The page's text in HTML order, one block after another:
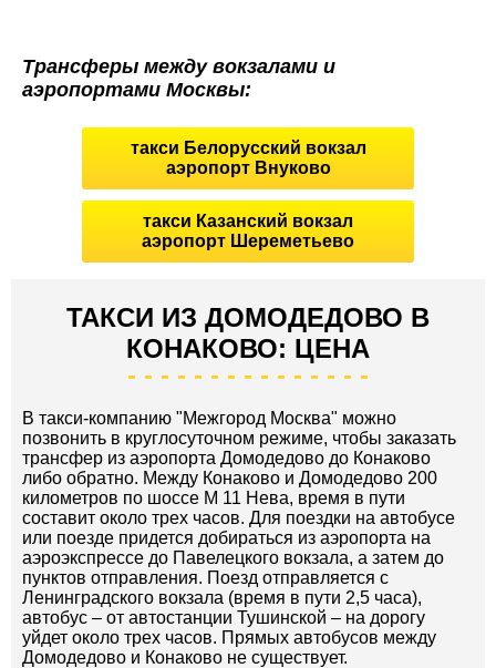
Трансферы между вокзалами и
аэропортами Москвы:
такси Белорусский вокзал
аэропорт Внуково
такси Казанский вокзал
аэропорт Шереметьево
ТАКСИ ИЗ ДОМОДЕДОВО В
КОНАКОВО: ЦЕНА
В такси-компанию "Межгород Москва" можно
позвонить в круглосуточном режиме, чтобы заказать
трансфер из аэропорта Домодедово до Конаково
либо обратно. Между Конаково и Домодедово 200
километров по шоссе М 11 Нева, время в пути
составит около трех часов. Для поездки на автобусе
или поезде придется добираться из аэропорта на
аэроэкспрессе до Павелецкого вокзала, а затем до
пунктов отправления. Поезд отправляется с
Ленинградского вокзала (время в пути 2,5 часа),
автобус – от автостанции Тушинской – на дорогу
уйдет около трех часов. Прямых автобусов между
Домодедово и Конаково не существует.